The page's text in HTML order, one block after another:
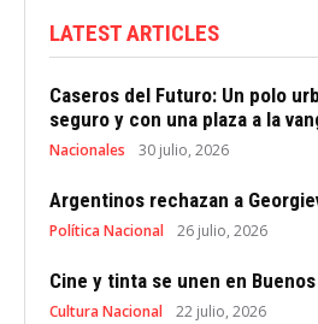
LATEST ARTICLES
Caseros del Futuro: Un polo
seguro y con una plaza a la
Nacionales 30 julio, 2026
Argentinos rechazan a
Política Nacional 26 julio, 2026
Cine y tinta se unen en
Cultura Nacional 22 julio, 2026